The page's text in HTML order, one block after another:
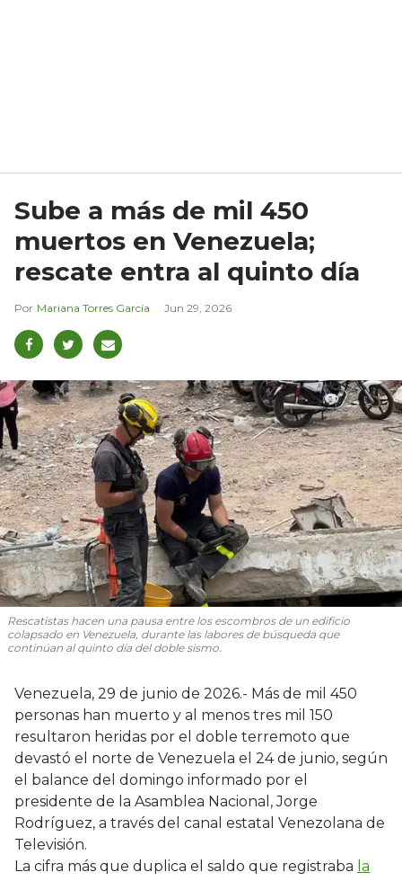
Sube a más de mil 450
muertos en Venezuela;
rescate entra al quinto día
Mariana Torres García Jun 29, 2026
Rescatistas hacen una pausa entre los escombros de un edificio
colapsado en Venezuela, durante las labores de búsqueda que
continúan al quinto día del doble sismo.
Venezuela, 29 de junio de 2026.- Más de mil 450
personas han muerto y al menos tres mil 150
resultaron heridas por el doble terremoto que
devastó el norte de Venezuela el 24 de junio, según
el balance del domingo informado por el
presidente de la Asamblea Nacional, Jorge
Rodríguez, a través del canal estatal Venezolana de
Televisión.
La cifra más que duplica el saldo que registraba la